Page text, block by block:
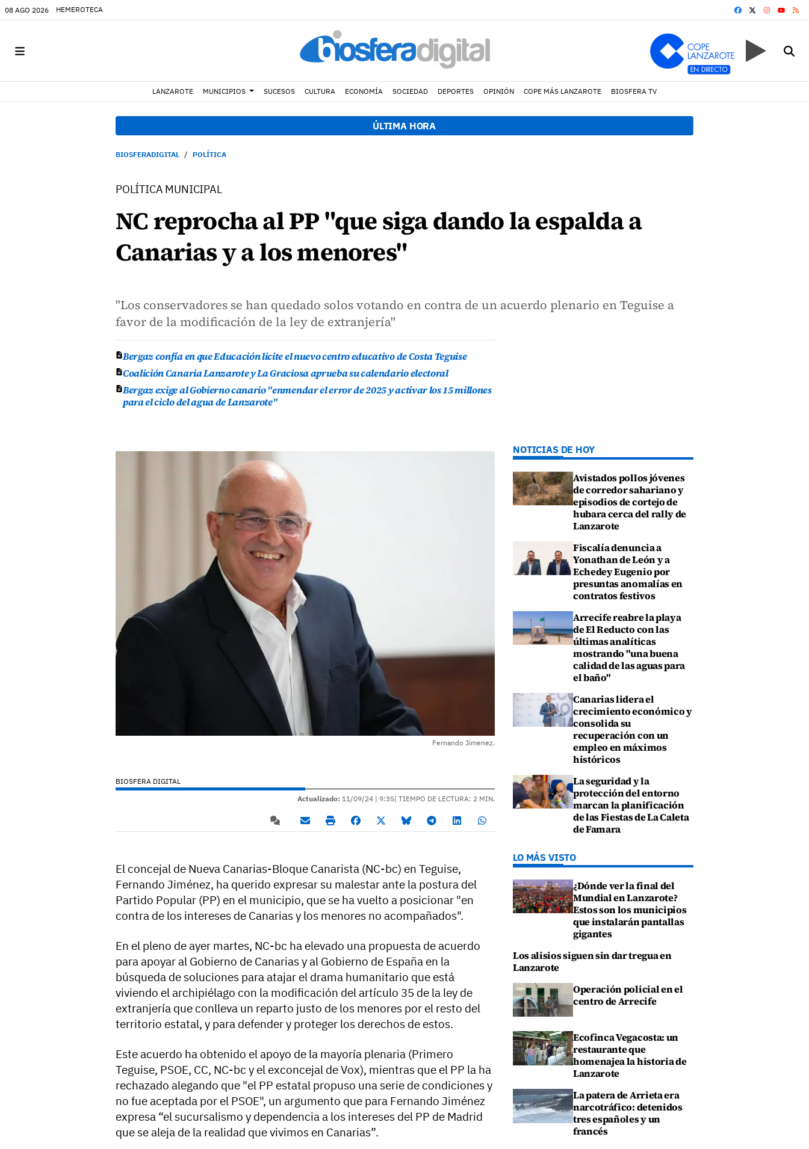
08 AGO 2026 HEMEROTECA FACEBOOK
YOUTUBE
LANZAROTE MUNICIPIOS SUCESOS CULTURA ECONOMÍA SOCIEDAD DEPORTES OPINIÓN COPE MÁS LANZAROTE BIOSFERA TV
ÚLTIMA HORA
BIOSFERADIGITAL POLÍTICA
POLÍTICA MUNICIPAL
NC reprocha al PP "que siga dando la espalda a
Canarias y a los menores"
"Los conservadores se han quedado solos votando en contra de un acuerdo plenario en Teguise a
favor de la modificación de la ley de extranjería"
Bergaz confía en que Educación licite el nuevo centro educativo de Costa Teguise
Coalición Canaria Lanzarote y La Graciosa aprueba su calendario electoral
Bergaz exige al Gobierno canario "enmendar el error de 2025 y activar los 15 millones
para el ciclo del agua de Lanzarote"
Fernando Jimenez.
BIOSFERA DIGITAL
Actualizado: 11/09/24 | 9:35| TIEMPO DE LECTURA: 2 MIN.
El concejal de Nueva Canarias-Bloque Canarista (NC-bc) en Teguise,
Fernando Jiménez, ha querido expresar su malestar ante la postura del
Partido Popular (PP) en el municipio, que se ha vuelto a posicionar "en
contra de los intereses de Canarias y los menores no acompañados".
En el pleno de ayer martes, NC-bc ha elevado una propuesta de acuerdo
para apoyar al Gobierno de Canarias y al Gobierno de España en la
búsqueda de soluciones para atajar el drama humanitario que está
viviendo el archipiélago con la modificación del artículo 35 de la ley de
extranjería que conlleva un reparto justo de los menores por el resto del
territorio estatal, y para defender y proteger los derechos de estos.
Este acuerdo ha obtenido el apoyo de la mayoría plenaria (Primero
Teguise, PSOE, CC, NC-bc y el exconcejal de Vox), mientras que el PP la ha
rechazado alegando que "el PP estatal propuso una serie de condiciones y
no fue aceptada por el PSOE", un argumento que para Fernando Jiménez
expresa “el sucursalismo y dependencia a los intereses del PP de Madrid
que se aleja de la realidad que vivimos en Canarias”.
NOTICIAS DE HOY
Avistados pollos jóvenes
de corredor sahariano y
episodios de cortejo de
hubara cerca del rally de
Lanzarote
Fiscalía denuncia a
Yonathan de León y a
Echedey Eugenio por
presuntas anomalías en
contratos festivos
Arrecife reabre la playa
de El Reducto con las
últimas analíticas
mostrando "una buena
calidad de las aguas para
el baño"
Canarias lidera el
crecimiento económico y
consolida su
recuperación con un
empleo en máximos
históricos
La seguridad y la
protección del entorno
marcan la planificación
de las Fiestas de La Caleta
de Famara
LO MÁS VISTO
¿Dónde ver la final del
Mundial en Lanzarote?
Estos son los municipios
que instalarán pantallas
gigantes
Los alisios siguen sin dar tregua en
Lanzarote
Operación policial en el
centro de Arrecife
Ecofinca Vegacosta: un
restaurante que
homenajea la historia de
Lanzarote
La patera de Arrieta era
narcotráfico: detenidos
tres españoles y un
francés